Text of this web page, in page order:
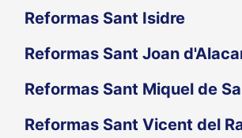
Reformas Sant Isidre
Reformas Sant Joan
Reformas Sant Miquel de
Reformas Sant Vicent del